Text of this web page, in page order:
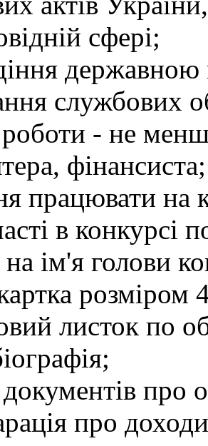
сфері;
державною
службових
- не
фінансиста;
працювати на
в конкурсі
на ім'я голови
розміром
листок по
документів про
про